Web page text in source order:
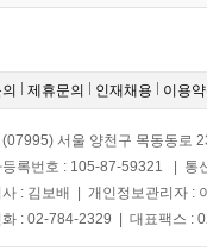
제휴문의 인재채용 이용
(07995) 서울 양천구 목동동로
등록번호 : 105-87-59321 | 통
: 김보배 | 개인정보관리자 :
화 : 02-784-2329 | 대표팩스 :